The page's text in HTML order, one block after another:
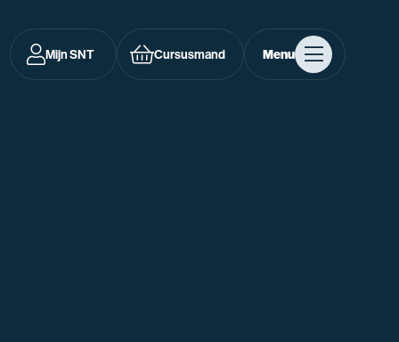
Mijn SNT Cursusmand Menu